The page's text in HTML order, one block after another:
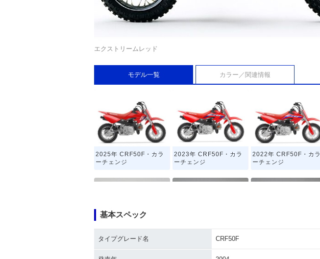
エクストリームレッド
モデル一覧 カラー／関連情報
2025年 CRF50F・カラ
ーチェンジ
2023年 CRF50F・カラ
ーチェンジ
2022年 CRF50F・カラ
ーチェンジ
2011年 CRF50F
2010年 CRF50F・マイ
基本スペック
タイプグレード名 CRF50F